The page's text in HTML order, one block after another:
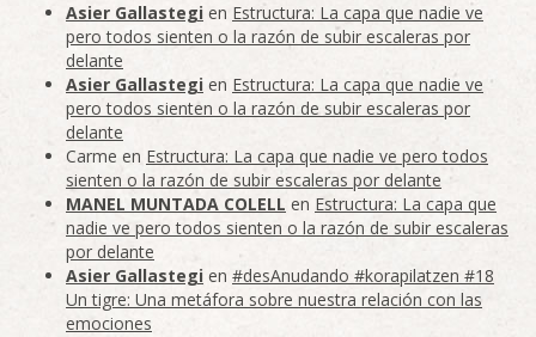
Asier Gallastegi en Estructura: La capa que nadie ve
pero todos sienten o la razón de subir escaleras por
delante
Asier Gallastegi en Estructura: La capa que nadie ve
pero todos sienten o la razón de subir escaleras por
delante
Carme en Estructura: La capa que nadie ve pero todos
sienten o la razón de subir escaleras por delante
MANEL MUNTADA COLELL en Estructura: La capa que
nadie ve pero todos sienten o la razón de subir escaleras
por delante
Asier Gallastegi en #desAnudando #korapilatzen #18
Un tigre: Una metáfora sobre nuestra relación con las
emociones